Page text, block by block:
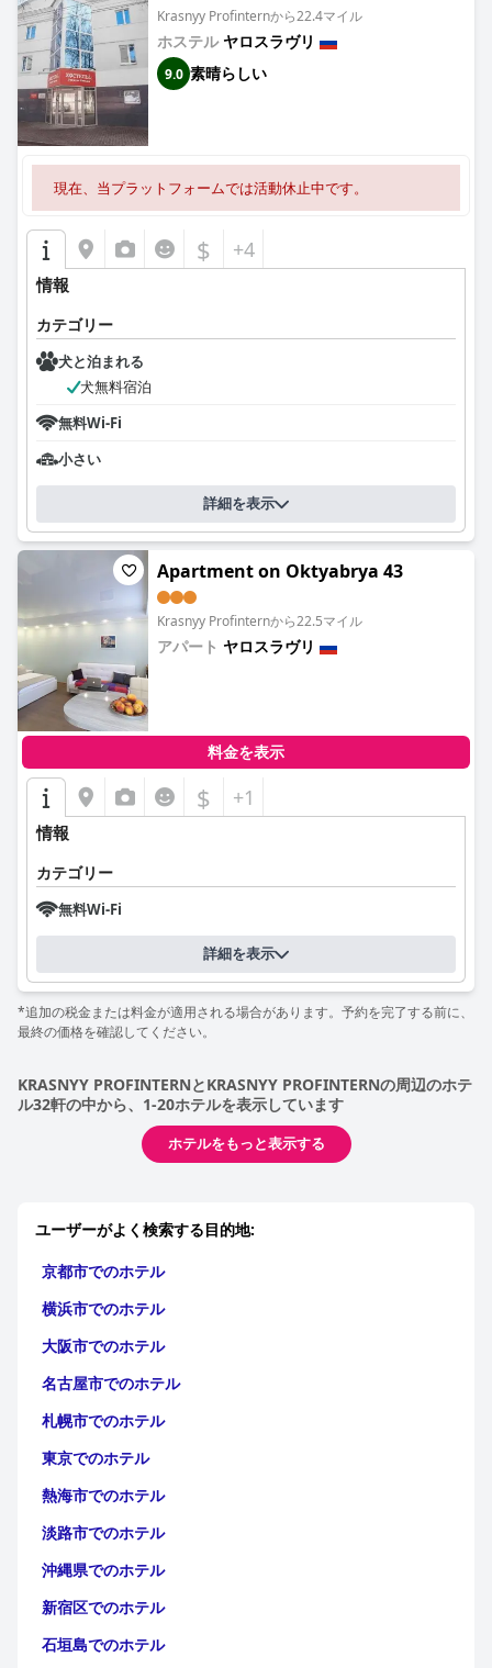
Krasnyy Profinternから22.4マイル
ホステル ヤロスラヴリ
9.0 素晴らしい
現在、当プラットフォームでは活動休止中です。
$ +4
情報
カテゴリー
犬と泊まれる
犬無料宿泊
無料Wi-Fi
小さい
詳細を表示
Apartment on Oktyabrya 43
Krasnyy Profinternから22.5マイル
アパート ヤロスラヴリ
料金を表示
$ +1
情報
カテゴリー
無料Wi-Fi
詳細を表示
*追加の税金または料金が適用される場合があります。予約を完了する前に、
最終の価格を確認してください。
KRASNYY PROFINTERNとKRASNYY PROFINTERNの周辺のホテ
ル32軒の中から、1-20ホテルを表示しています
ホテルをもっと表示する
ユーザーがよく検索する目的地:
京都市でのホテル
横浜市でのホテル
大阪市でのホテル
名古屋市でのホテル
札幌市でのホテル
東京でのホテル
熱海市でのホテル
淡路市でのホテル
沖縄県でのホテル
新宿区でのホテル
石垣島でのホテル